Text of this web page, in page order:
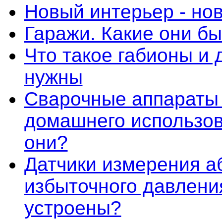
Новый интерьер -
Гаражи. Какие они
Что такое габионы и
нужны
Сварочные
домашнего
они?
Датчики измерения
избыточного
устроены?